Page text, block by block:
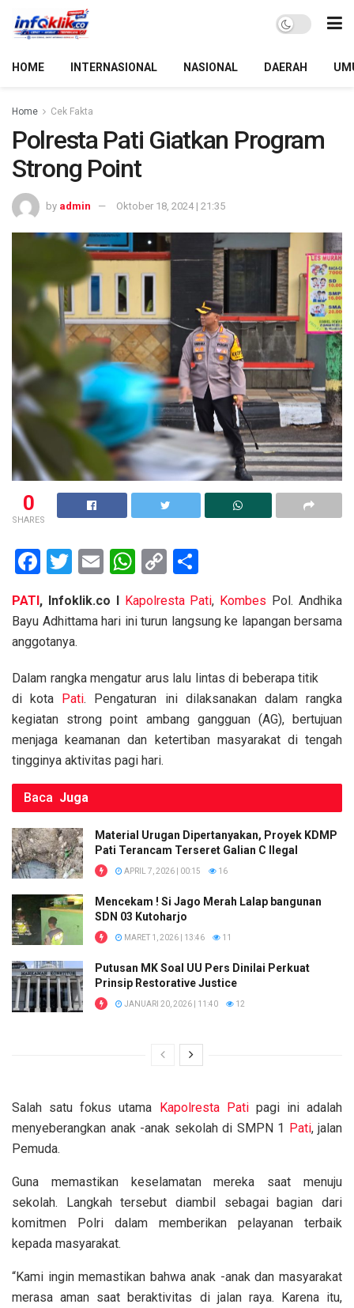
HOME INTERNASIONAL NASIONAL DAERAH
Home Cek Fakta
Polresta Pati Giatkan Program
Strong Point
by admin Oktober 18, 2024 | 21:35
0
SHARES
F
ce
b
o
k
T
tt
er
E
ail
W
at
p
p
C
py
k
ar
PATI, Infoklik.co I Kapolresta Pati, Kombes Pol. Andhika
Bayu Adhittama hari ini turun langsung ke lapangan bersama
anggotanya.
Dalam rangka mengatur arus lalu lintas di beberapa titik
di kota Pati. Pengaturan ini dilaksanakan dalam rangka
kegiatan strong point ambang gangguan (AG), bertujuan
menjaga keamanan dan ketertiban masyarakat di tengah
tingginya aktivitas pagi hari.
Baca Juga
Material Urugan Dipertanyakan, Proyek KDMP
Pati Terancam Terseret Galian C Ilegal
APRIL 7, 2026 | 00:15 16
Mencekam ! Si Jago Merah Lalap bangunan
SDN 03 Kutoharjo
MARET 1, 2026 | 13:46 11
Putusan MK Soal UU Pers Dinilai Perkuat
Prinsip Restorative Justice
JANUARI 20, 2026 | 11:40 12
Salah satu fokus utama Kapolresta Patipagi ini adalah
menyeberangkan anak -anak sekolah di SMPN 1 Pati, jalan
Pemuda.
Guna memastikan keselamatan mereka saat menuju
sekolah. Langkah tersebut diambil sebagai bagian dari
komitmen Polri dalam memberikan pelayanan terbaik
kepada masyarakat.
“Kami ingin memastikan bahwa anak -anak dan masyarakat
merasa aman saat beraktivitas di jalan raya. Karena itu,